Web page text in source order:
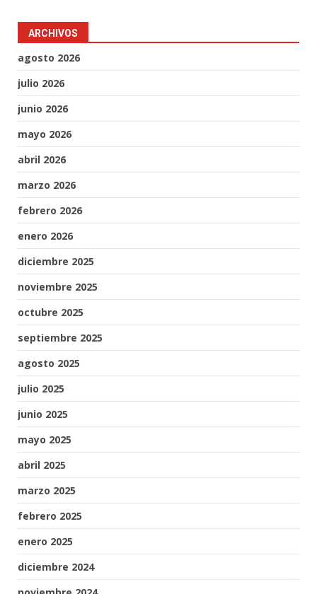
ARCHIVOS
agosto 2026
julio 2026
junio 2026
mayo 2026
abril 2026
marzo 2026
febrero 2026
enero 2026
diciembre 2025
noviembre 2025
octubre 2025
septiembre 2025
agosto 2025
julio 2025
junio 2025
mayo 2025
abril 2025
marzo 2025
febrero 2025
enero 2025
diciembre 2024